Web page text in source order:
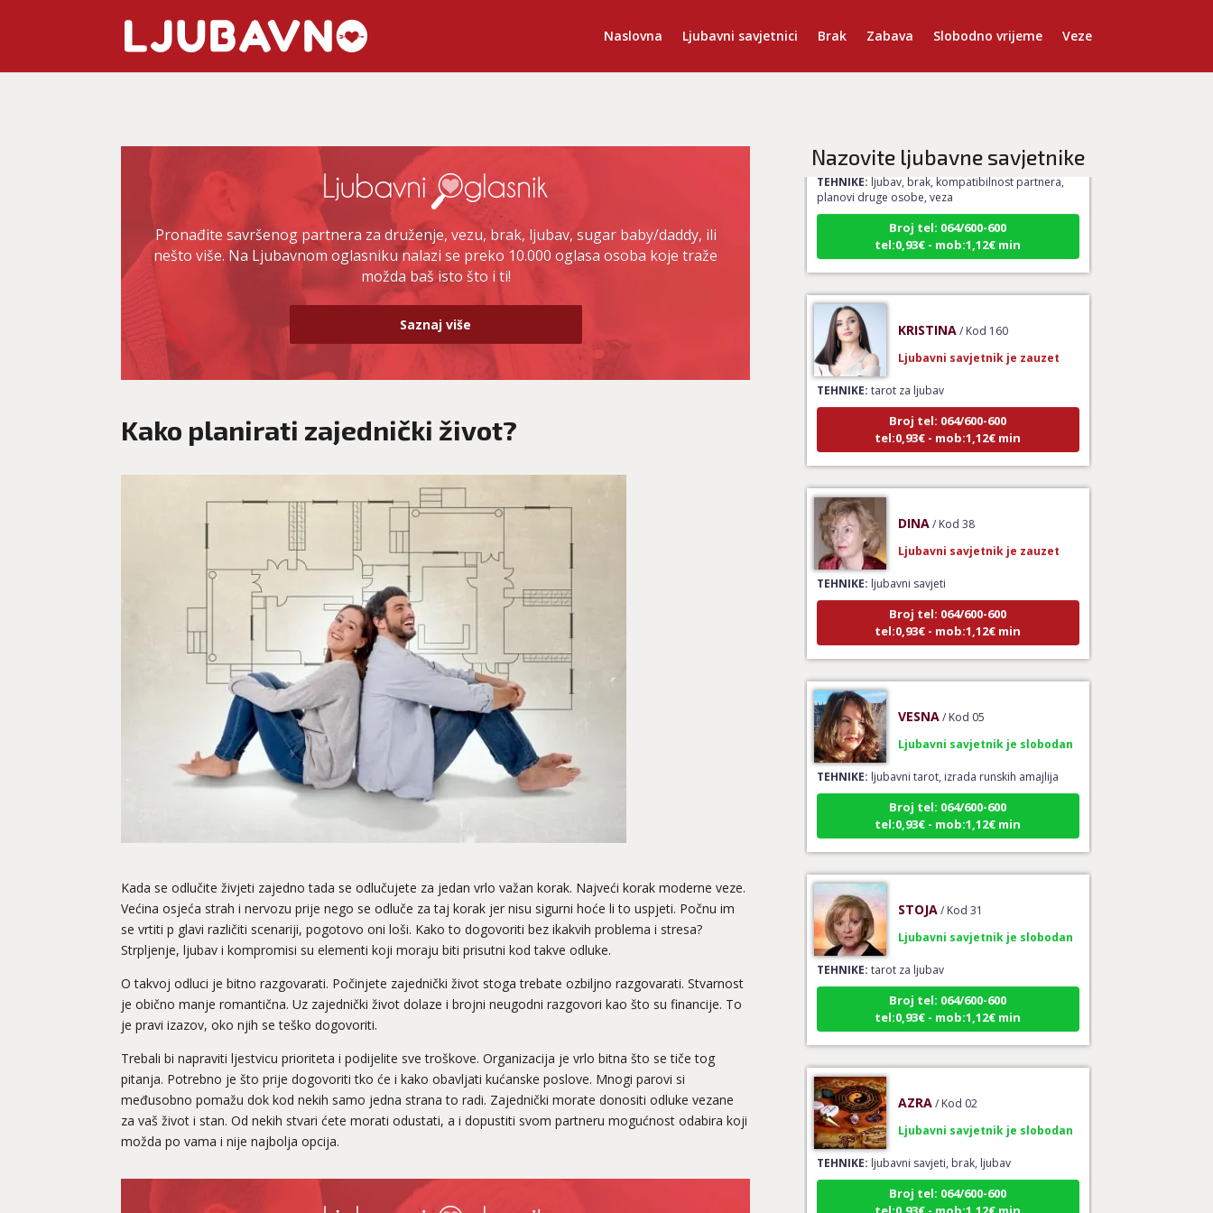
Naslovna Ljubavni savjetnici Brak Zabava Slobodno vrijeme Veze
Pronađite savršenog partnera za druženje, vezu, brak, ljubav, sugar baby/daddy, ili
nešto više. Na Ljubavnom oglasniku nalazi se preko 10.000 oglasa osoba koje traže
možda baš isto što i ti!
Saznaj više
Kako planirati zajednički život?
Kada se odlučite živjeti zajedno tada se odlučujete za jedan vrlo važan korak. Najveći korak moderne veze.
Većina osjeća strah i nervozu prije nego se odluče za taj korak jer nisu sigurni hoće li to uspjeti. Počnu im
se vrtiti p glavi različiti scenariji, pogotovo oni loši. Kako to dogovoriti bez ikakvih problema i stresa?
Strpljenje, ljubav i kompromisi su elementi koji moraju biti prisutni kod takve odluke.
O takvoj odluci je bitno razgovarati. Počinjete zajednički život stoga trebate ozbiljno razgovarati. Stvarnost
je obično manje romantična. Uz zajednički život dolaze i brojni neugodni razgovori kao što su financije. To
je pravi izazov, oko njih se teško dogovoriti.
Trebali bi napraviti ljestvicu prioriteta i podijelite sve troškove. Organizacija je vrlo bitna što se tiče tog
pitanja. Potrebno je što prije dogovoriti tko će i kako obavljati kućanske poslove. Mnogi parovi si
međusobno pomažu dok kod nekih samo jedna strana to radi. Zajednički morate donositi odluke vezane
za vaš život i stan. Od nekih stvari ćete morati odustati, a i dopustiti svom partneru mogućnost odabira koji
možda po vama i nije najbolja opcija.
Nazovite ljubavne savjetnike
TEHNIKE:ljubav, brak, kompatibilnost partnera,
planovi druge osobe, veza
Broj tel: 064/600-600
tel:0,93€ - mob:1,12€ min
TEHNIKE:tarot za ljubav
Broj tel: 064/600-600
tel:0,93€ - mob:1,12€ min
TEHNIKE:ljubavni savjeti
Broj tel: 064/600-600
tel:0,93€ - mob:1,12€ min
TEHNIKE:ljubavni tarot, izrada runskih amajlija
Broj tel: 064/600-600
tel:0,93€ - mob:1,12€ min
TEHNIKE:tarot za ljubav
Broj tel: 064/600-600
tel:0,93€ - mob:1,12€ min
TEHNIKE:ljubavni savjeti, brak, ljubav
Broj tel: 064/600-600
tel:0,93€ - mob:1,12€ min